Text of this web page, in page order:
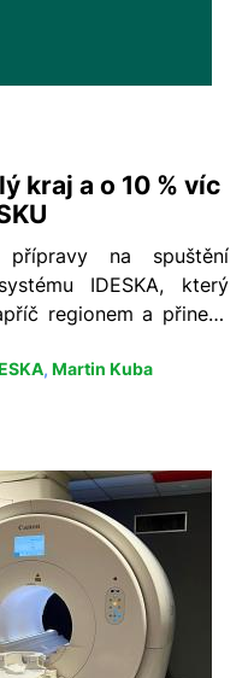
kraj a o 10 % víc
na spuštění
IDESKA, který
regionem a přinese
způsob cestování.
nabídky spojů. Po jeho
spojů z 5 161
, Martin Kuba